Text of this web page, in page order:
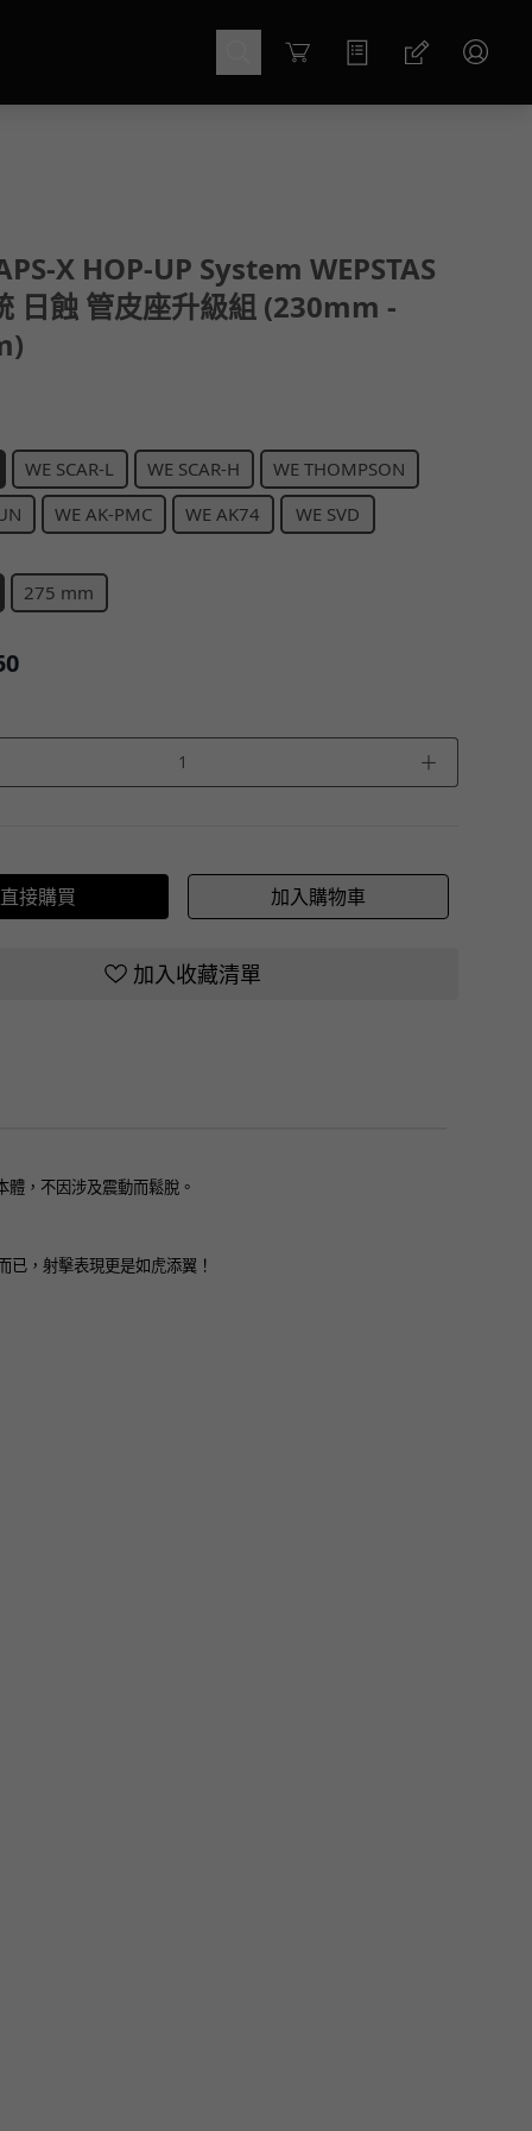
Cart
X HOP-UP System WEPSTAS
日蝕 管皮座升級組 (230mm -
WE SCAR-L WE SCAR-H
WE THOMPSON
WE AK-PMC WE AK74 WE SVD
275 mm
＋
直接購買 加入購物車
加入收藏清單
體，不因涉及震動而鬆脫。
已，射擊表現更是如虎添翼！